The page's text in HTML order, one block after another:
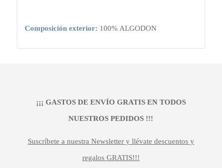
Composición exterior: 100% ALGODON
¡¡¡ GASTOS DE ENVÍO GRATIS EN TODOS
NUESTROS PEDIDOS !!!
Suscríbete a nuestra Newsletter y llévate descuentos y
regalos GRATIS!!!